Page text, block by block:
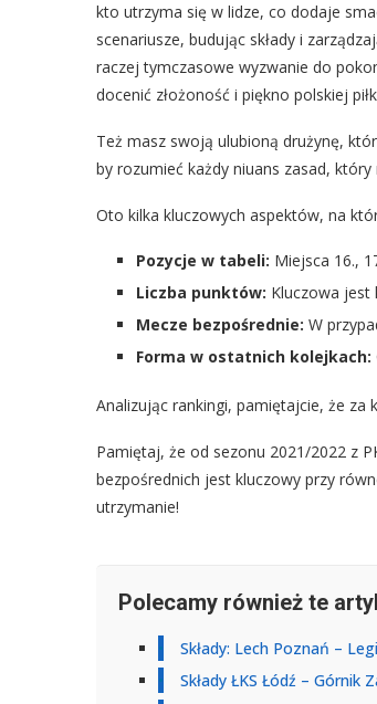
kto utrzyma się w lidze, co dodaje
scenariusze, budując składy i
raczej tymczasowe wyzwanie do
docenić złożoność i piękno polskiej
Też masz swoją ulubioną drużynę,
by rozumieć każdy niuans zasad,
Oto kilka kluczowych aspektów, na
Pozycje w tabeli: Miejsca 16.,
Liczba punktów: Kluczowa jest
Mecze bezpośrednie: W
Forma w ostatnich kolejkach:
Analizując rankingi, pamiętajcie, że za
Pamiętaj, że od sezonu 2021/2022 z
bezpośrednich jest kluczowy przy
utrzymanie!
Polecamy również te
Składy: Lech Poznań –
Składy ŁKS Łódź – Górnik